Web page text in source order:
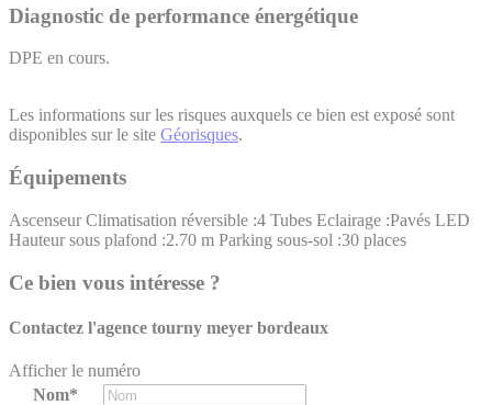
Diagnostic de performance énergétique
DPE en cours.
Les informations sur les risques auxquels ce bien est exposé sont
disponibles sur le site Géorisques.
Équipements
Ascenseur Climatisation réversible :4 Tubes Eclairage :Pavés LED
Hauteur sous plafond :2.70 m Parking sous-sol :30 places
Ce bien vous intéresse ?
Contactez l'agence tourny meyer bordeaux
Afficher le numéro
Nom*